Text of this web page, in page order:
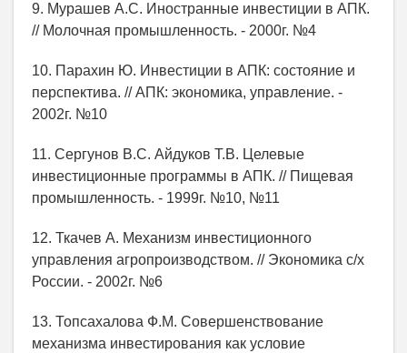
9. Мурашев А.С. Иностранные инвестиции в АПК.
// Молочная промышленность. - 2000г. №4
10. Парахин Ю. Инвестиции в АПК: состояние и
перспектива. // АПК: экономика, управление. -
2002г. №10
11. Сергунов В.С. Айдуков Т.В. Целевые
инвестиционные программы в АПК. // Пищевая
промышленность. - 1999г. №10, №11
12. Ткачев А. Механизм инвестиционного
управления агропроизводством. // Экономика с/х
России. - 2002г. №6
13. Топсахалова Ф.М. Совершенствование
механизма инвестирования как условие